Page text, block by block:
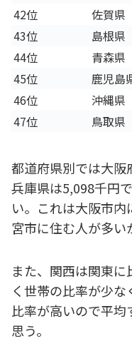
42位
佐賀県
43位
島根県
44位
青森県
45位
鹿児島
46位
沖縄県
47位
鳥取県
都道府県別では大阪
兵庫県は5,098千円
い。これは大阪市
宮市に住む人が多い
また、関西は関東
く世帯の比率が少
比率が高いので平
思う。